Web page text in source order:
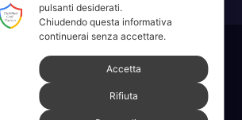
da WordPress|Tema: News Way di
Themeansar
2022 sdc Chi Siamo
pulsanti desiderati.
Chiudendo questa informativa
continuerai senza accettare.
Accetta
Rifiuta